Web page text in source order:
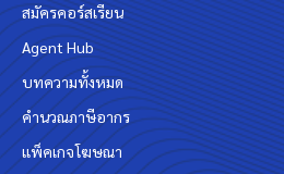
สมัครคอร์สเรียน
Agent Hub
บทความทั้งหมด
คำนวณภาษีอากร
แพ็คเกจโฆษณา